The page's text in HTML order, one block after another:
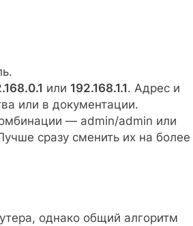
или 192.168.1.1. Адрес и
или в документации.
— admin/admin или
сразу сменить их на более
однако общий алгоритм